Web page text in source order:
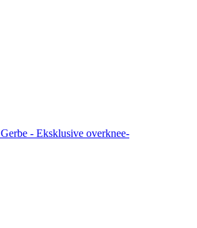
Gerbe - Eksklusive overknee-